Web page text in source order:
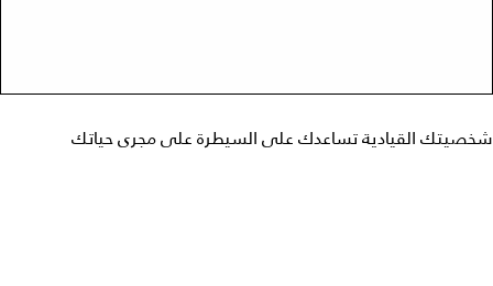
شخصيتك القيادية تساعدك على السيطرة على مجرى حياتك